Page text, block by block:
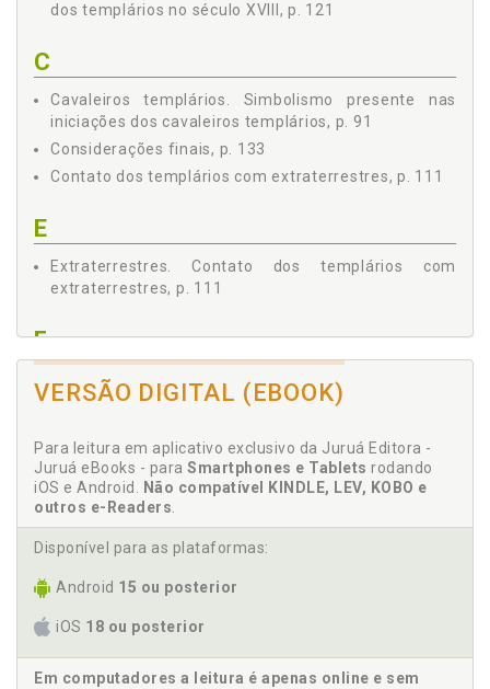
dos templários no século XVIII, p. 121
C
Cavaleiros templários. Simbolismo presente nas
iniciações dos cavaleiros templários, p. 91
Considerações finais, p. 133
Contato dos templários com extraterrestres, p. 111
E
Extraterrestres. Contato dos templários com
extraterrestres, p. 111
F
Fascínio de um mito, p. 43
Franco-maçonaria. Há alguma relação entre os
maçonaria?, p. 125
Fundação. Por que foi fundada a ordem dos
templários?, p. 103
H
Há alguma relação entre os princípios fundamentais
I
VERSÃO DIGITAL (EBOOK)
Para leitura em aplicativo exclusivo da Juruá Editora -
Juruá eBooks - para Smartphones e Tablets rodando
iOS e Android. Não compatível KINDLE, LEV, KOBO e
outros e-Readers.
Disponível para as plataformas:
Android 15 ou posterior
iOS 18 ou posterior
Em computadores a leitura é apenas online e sem